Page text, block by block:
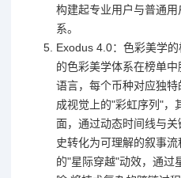
构建起专业用户与普通
系。
Exodus 4.0：色彩美学
的色彩美学体系在榜单
语言，每个币种对应独
成视觉上的"彩虹序列"，
面，通过动态时间线与
史转化为可理解的叙事
的"星际穿越"动效，通过